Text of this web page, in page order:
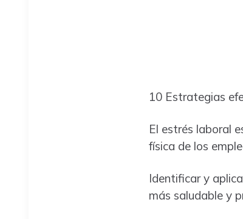
10 Estrategias
El estrés laboral
física de los
Identificar y
más saludable y